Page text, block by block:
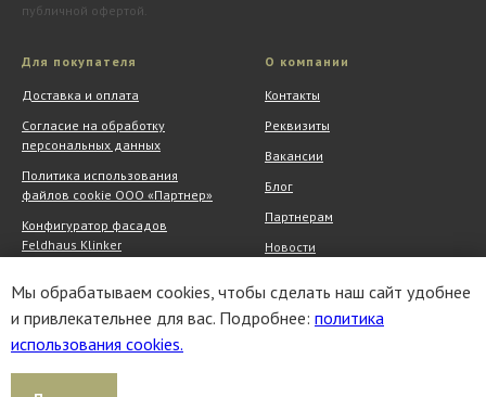
публичной офертой.
Для покупателя
Доставка и оплата
Согласие на обработку
персональных данных
Политика использования
файлов cookie ООО «Партнер»
Конфигуратор фасадов
Feldhaus Klinker
О компании
Контакты
Реквизиты
Вакансии
Блог
Партнерам
Новости
АрхитектурНО
Мы обрабатываем cookies, чтобы сделать наш сайт удобнее
и привлекательнее для вас. Подробнее: политика
использования cookies.